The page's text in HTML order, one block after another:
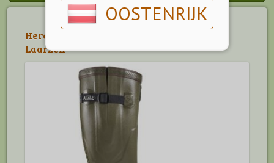
OOSTENRIJK
Herenlaarzen
Laarzen